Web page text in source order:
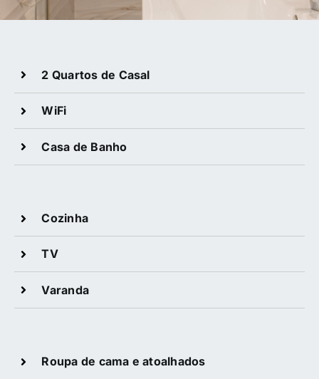
2 Quartos de Casal
WiFi
Casa de Banho
Cozinha
TV
Varanda
Roupa de cama e atoalhados